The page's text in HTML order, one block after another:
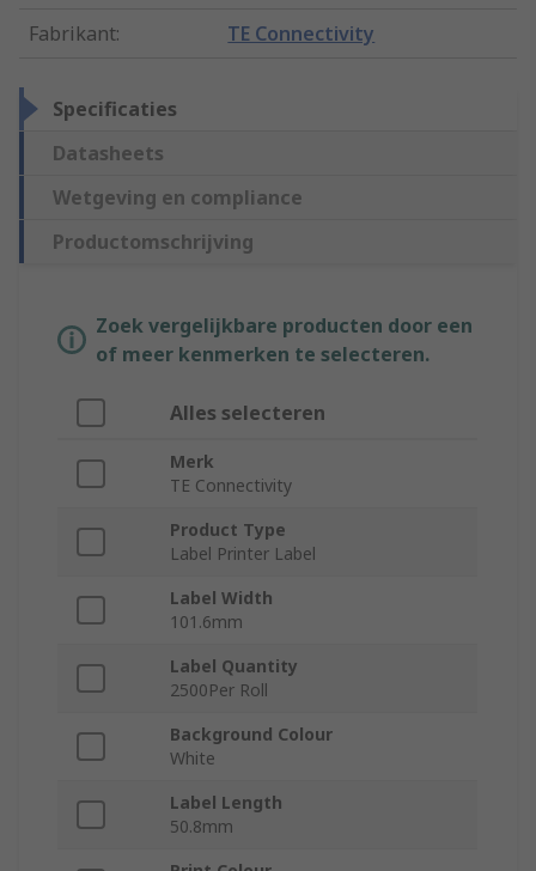
Fabrikant: TE Connectivity
Specificaties
Datasheets
Wetgeving en compliance
Productomschrijving
Zoek vergelijkbare producten door een
of meer kenmerken te selecteren.
Alles selecteren
Merk
TE Connectivity
Product Type
Label Printer Label
Label Width
101.6mm
Label Quantity
2500Per Roll
Background Colour
White
Label Length
50.8mm